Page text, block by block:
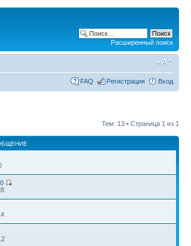
Расширенный поиск
FAQ Регистрация Вход
Тем: 13 • Страница 1 из 1